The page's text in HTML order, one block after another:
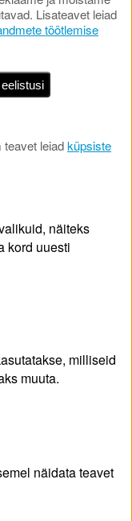
Lisateavet leiad
töötlemise
teavet leiadküpsiste
näiteks
kord uuesti
milliseid
muuta.
näidata teavet